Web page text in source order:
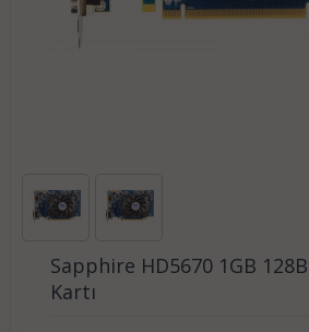
Sapphire HD5670 1GB
Kartı